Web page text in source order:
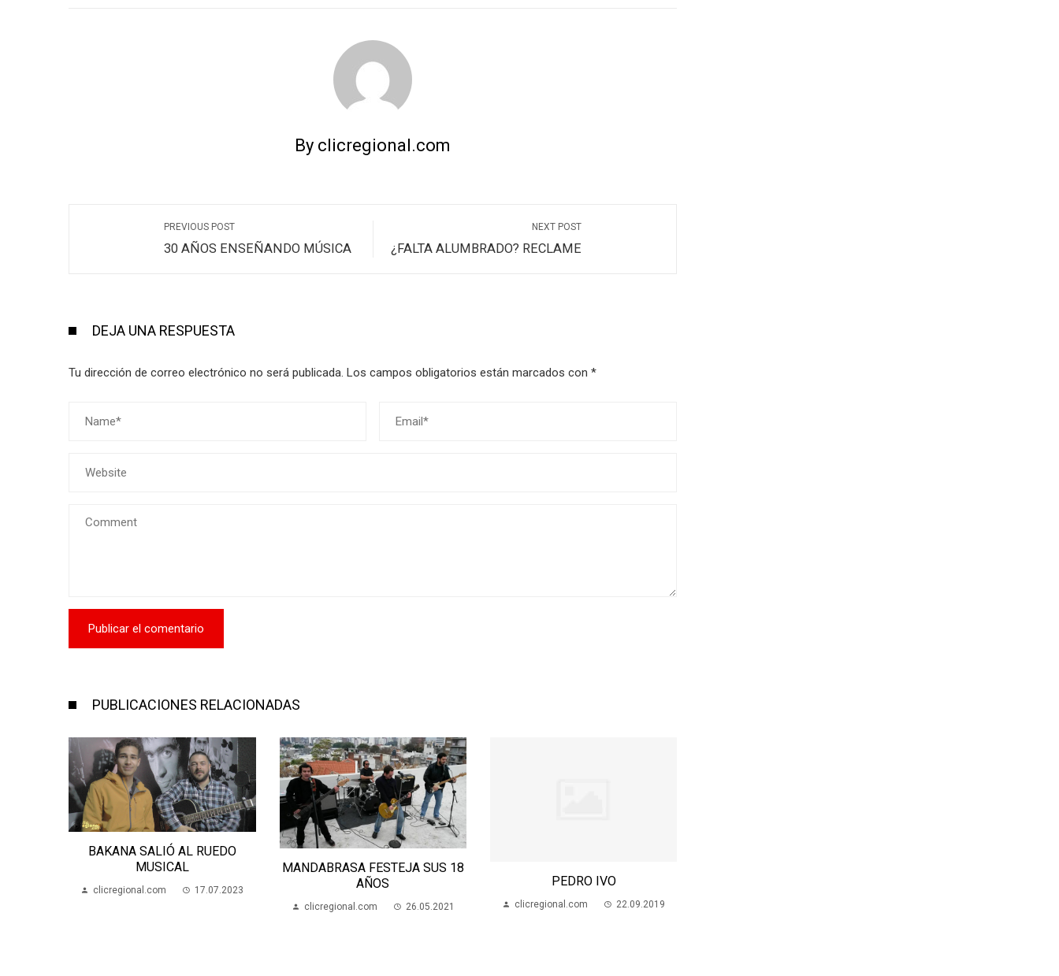
By clicregional.com
PREVIOUS POST
30 AÑOS ENSEÑANDO MÚSICA
NEXT POST
¿FALTA ALUMBRADO? RECLAME
DEJA UNA RESPUESTA
Tu dirección de correo electrónico no será publicada. Los campos obligatorios están marcados con *
PUBLICACIONES RELACIONADAS
MANDABRASA FESTEJA SUS 18
AÑOS
PEDRO IVO
clicregional.com 22.09.2019